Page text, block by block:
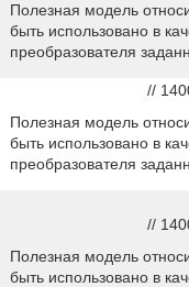
Полезная модель
быть использовано в
преобразователя
//
Полезная модель
быть использовано в
преобразователя
//
Полезная модель
быть использовано в